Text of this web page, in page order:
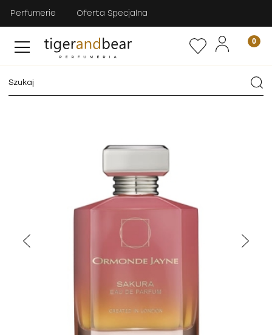
Perfumerie Oferta Specjalna